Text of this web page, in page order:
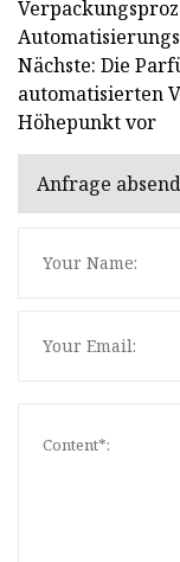
Nächste: Die
automatisierten
Höhepunkt vor
Anfrage